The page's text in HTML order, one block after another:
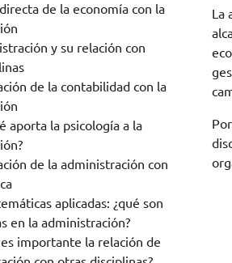
de la economía con la
y su relación con
de la contabilidad con la
aporta la psicología a la
de la administración con
aplicadas: ¿qué son
en la administración?
es importante la relación de
La